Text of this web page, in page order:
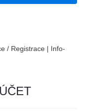
/ Registrace | Info-